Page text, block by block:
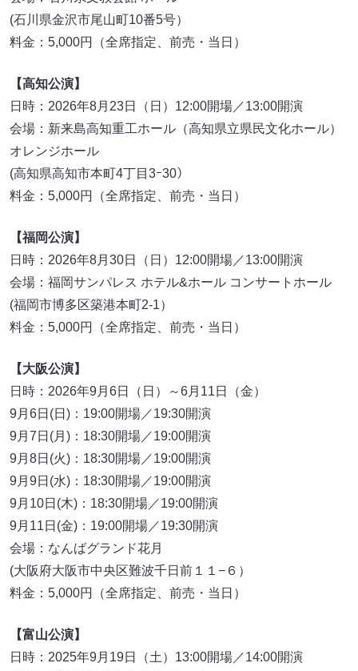
(石川県金沢市尾山町10番5号）
料金：5,000円（全席指定、前売・当日）
【高知公演】
日時：2026年8月23日（日）12:00開場／13:00開演
会場：新来島高知重工ホール（高知県立県民文化ホール）
オレンジホール
(高知県高知市本町4丁目3ｰ30）
料金：5,000円（全席指定、前売・当日）
【福岡公演】
日時：2026年8月30日（日）12:00開場／13:00開演
会場：福岡サンパレス ホテル&ホール コンサートホール
(福岡市博多区築港本町2-1）
料金：5,000円（全席指定、前売・当日）
【大阪公演】
日時：2026年9月6日（日）～6月11日（金）
9月6日(日)：19:00開場／19:30開演
9月7日(月)：18:30開場／19:00開演
9月8日(火)：18:30開場／19:00開演
9月9日(水)：18:30開場／19:00開演
9月10日(木)：18:30開場／19:00開演
9月11日(金)：19:00開場／19:30開演
会場：なんばグランド花月
(大阪府大阪市中央区難波千日前１１−６）
料金：5,000円（全席指定、前売・当日）
【富山公演】
日時：2025年9月19日（土）13:00開場／14:00開演